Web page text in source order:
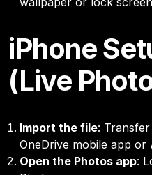
iPhone
(Live
Import the file:
OneDrive mobile app or
Open the Photos app: